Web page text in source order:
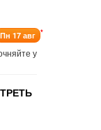
Пн 17 авг *
у